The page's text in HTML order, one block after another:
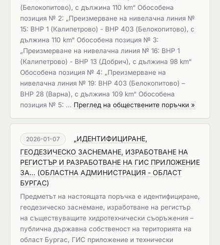
(Белокопитово), с дължина 110 km“ Обособена
позиция № 2: „Преизмерване на нивелачна линия №
15: ВНР 1 (Калипетрово) - ВНР 403 (Белокопитово), с
дължина 110 km“ Обособена позиция № 3:
„Преизмерване на нивелачна линия № 16: ВНР 1
(Калипетрово) - ВНР 13 (Добрич), с дължина 98 km“
Обособена позиция № 4: „Преизмерване на
нивелачна линия № 19: ВНР 403 (Белокопитово) –
ВНР 28 (Варна), с дължина 109 km“ Обособена
позиция № 5: … Преглед на обществените поръчки »
2026-01-07
„ИДЕНТИФИЦИРАНЕ,
ГЕОДЕЗИЧЕСКО ЗАСНЕМАНЕ, ИЗРАБОТВАНЕ НА
РЕГИСТЪР И РАЗРАБОТВАНЕ НА ГИС ПРИЛОЖЕНИЕ
ЗА... (ОБЛАСТНА АДМИНИСТРАЦИЯ - ОБЛАСТ
БУРГАС)
Предметът на настоящата поръчка е идентифициране,
геодезическо заснемане, изработване на регистър
на съществуващите хидротехнически съоръжения –
публична държавна собственост на територията на
област Бургас, ГИС приложение и технически